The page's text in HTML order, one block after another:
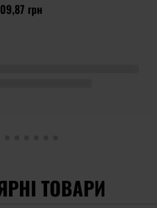
грн
ТОВАРИ